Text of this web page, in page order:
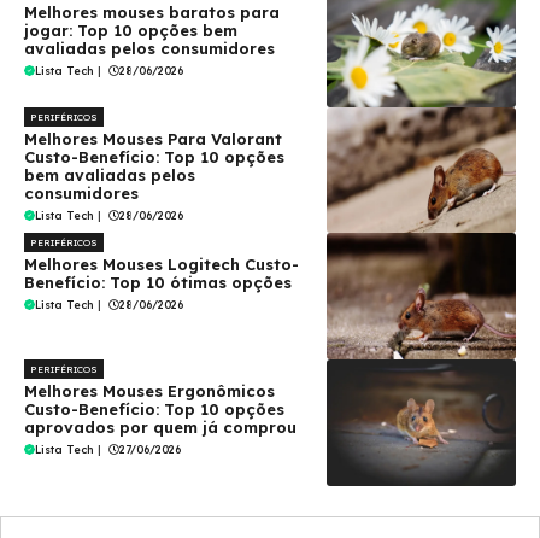
Melhores mouses baratos para
jogar: Top 10 opções bem
avaliadas pelos consumidores
Lista Tech | 28/06/2026
PERIFÉRICOS
Melhores Mouses Para Valorant
Custo-Benefício: Top 10 opções
bem avaliadas pelos
consumidores
Lista Tech | 28/06/2026
PERIFÉRICOS
Melhores Mouses Logitech Custo-
Benefício: Top 10 ótimas opções
Lista Tech | 28/06/2026
PERIFÉRICOS
Melhores Mouses Ergonômicos
Custo-Benefício: Top 10 opções
aprovados por quem já comprou
Lista Tech | 27/06/2026